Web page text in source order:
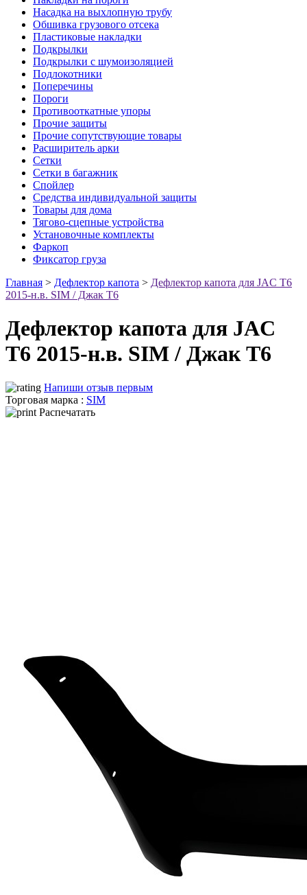
Насадка на выхлопную трубу
Обшивка грузового отсека
Пластиковые накладки
Подкрылки
Подкрылки с шумоизоляцией
Подлокотники
Поперечины
Пороги
Противооткатные упоры
Прочие защиты
Прочие сопутствующие товары
Расширитель арки
Сетки
Сетки в багажник
Спойлер
Средства индивидуальной защиты
Товары для дома
Тягово-сцепные устройства
Установочные комплекты
Фаркоп
Фиксатор груза
Главная > Дефлектор капота > Дефлектор капота для JAC T6
2015-н.в. SIM / Джак Т6
Дефлектор капота для JAC
T6 2015-н.в. SIM / Джак Т6
Напиши отзыв первым
Торговая марка : SIM
Распечатать